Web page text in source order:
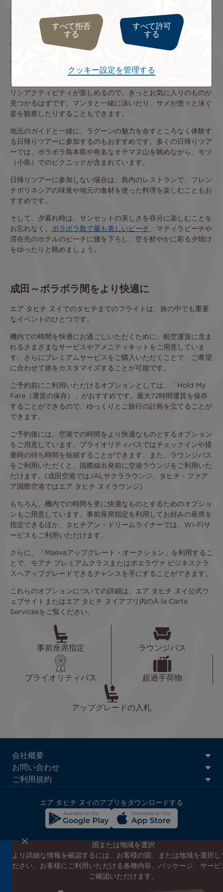
イキングコースは上級者向けです。難易度の高いルートでは、必
ず事前に情報をご確認のうえ、ガイド同行にてお楽しみくださ
い。
また、よりアクティブにフレンチポリネシアの自然を楽しみた
い方は
スポーツパッケージ旅行 のご利用もおすすめです。
午後には、世界で最も有名なラグーンのひとつである美しい海に
飛び込んでみましょう。シュノーケリング、スタンドアップパド
リンアクティビティが楽しめるので、きっとお気に入りのものが
見つかるはずです。マンタと一緒に泳いだり、サメが悠々と泳ぐ
姿を観察したりすることもできます。
地元のガイドと一緒に、ラグーンの魅力を余すところなく体験す
る日帰りツアーに参加するのもおすすめです。多くの日帰りツア
ーでは、ボラボラ島本島や有名なオテマヌ山を眺めながら、モツ
（小島）でのピクニックが含まれています。
日帰りツアーに参加しない場合は、島内のレストランで、フレン
チポリネシアの味覚や地元の食材を使った料理を楽しむこともお
すすめです。
そして、夕暮れ時は、サンセットの美しさを存分に楽しむことを
お忘れなく。 ボラボラ島で最も美しいビーチ 、マティラビーチや
滞在先のホテルのビーチに腰を下ろし、空を鮮やかに彩る夕焼け
をゆったりと眺めましょう。
成田～ボラボラ間をより快適に
エア タヒチ ヌイでのタヒチまでのフライトは、旅の中でも重要
なイベントのひとつです。
機内での時間を快適にお過ごしいただくために、航空運賃に含ま
れるさまざまなサービスやアメニティキットをご用意していま
す。さらにプレミアムサービスをご購入いただくことで、ご希望
に合わせて旅をカスタマイズすることが可能です。
ご予約前にご利用いただけるオプションとしては、「Hold My
Fare（運賃の保存）」がおすすめです。最大72時間運賃を保存
することができるので、ゆっくりとご旅行の計画を立てることが
できます。
ご予約後には、空港での時間をより快適なものとするオプション
をご用意しています。プライオリティパスではチェックインや搭
乗時の待ち時間を短縮することができます。また、ラウンジパス
をご利用いただくと、国際線出発前に空港ラウンジをご利用いた
だけます。(成田空港ではJALサクララウンジ、タヒチ・ファア
ア国際空港ではエア タヒチ ヌイラウンジ)
もちろん、機内での時間を更に快適なものとするためのオプショ
ンもご用意しています。事前座席指定を利用してお好みの座席を
指定できるほか、タヒチアン・ドリームライナーでは、Wi-Fiサ
ービスもご利用いただけます。
さらに、「Maevaアップグレード・オークション」を利用するこ
とで、モアナ プレミアムクラスまたはポエラヴァ ビジネスクラ
スへアップグレードできるチャンスを手にすることができます。
これらのオプションについての詳細は、エア タヒチ ヌイ公式ウ
ェブサイトまたはエア タヒチ ヌイアプリ内のÀ la Carte
Servicesをご覧ください。
事前座席指定 ラウンジパス
プライオリティパス 超過手荷物
アップグレードの入札
ATN:
Footer
menu
会社概要
お問い合わせ
ご利用規約
エア タヒチ ヌイのアプリをダウンロードする
エア タヒチ ヌイのニュースレターに登録する
エア タヒチ ヌイやタヒチの最新情報、スペシャルプロモーショ
国または地域を選択
より詳細な情報を確認するには、お客様の国、または地域を選択し
ださい。お客様にご利用いただける各種内容、パッケージ、サービ
ご確認いただけます。
すべて拒否
する
すべて許可
する
クッキー設定を管理する